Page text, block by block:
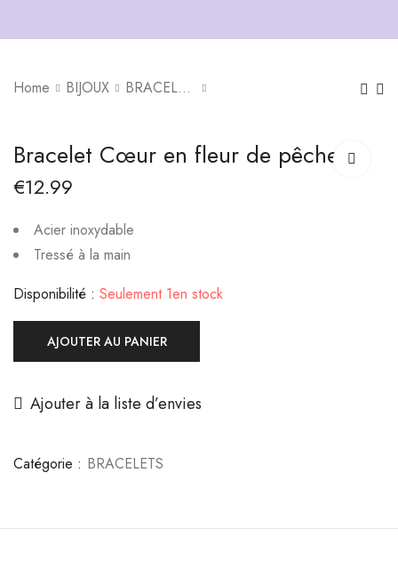
Home BIJOUX BRACELETS
Collier Rayon de Lune
en acier inoxydable
Collier Dorabella
€12.99
Bracelet Cœur en fleur de pêcher
€12.99
Acier inoxydable
Tressé à la main
Disponibilité : Seulement 1en stock
AJOUTER AU PANIER
Ajouter à la liste d’envies
Catégorie : BRACELETS